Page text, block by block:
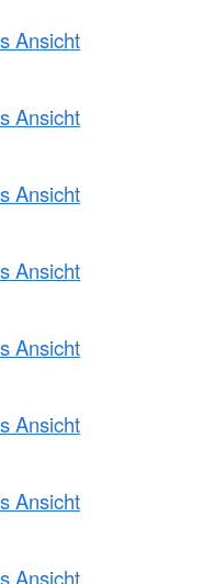
Ansicht
Ansicht
Ansicht
Ansicht
Ansicht
Ansicht
Ansicht
Ansicht